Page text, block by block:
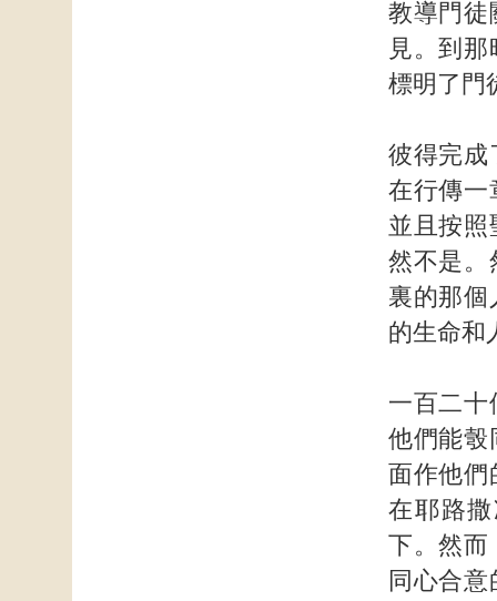
教導門徒
見。到
標明了門
彼得完成
在行傳一
並且按照
然不是。
裏的那個
的生命和
一百二十
他們能彀
面作他們
在耶路
下。然而
同心合